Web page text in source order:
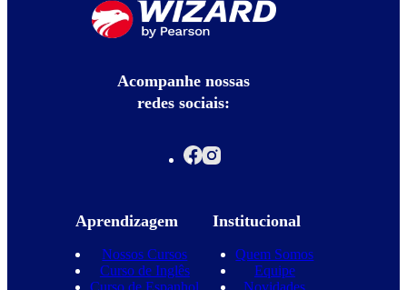
Acompanhe nossas
redes sociais:
Aprendizagem
Nossos Cursos
Curso de Inglês
Curso de Espanhol
Institucional
Quem Somos
Equipe
Novidades